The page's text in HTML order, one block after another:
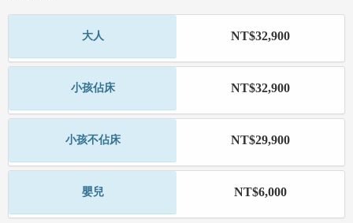
大人 NT$32,900
小孩佔床 NT$32,900
小孩不佔床 NT$29,900
嬰兒 NT$6,000